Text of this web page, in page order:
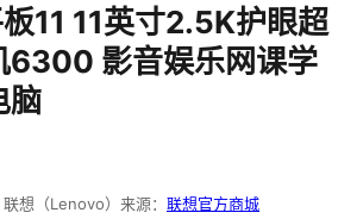
11 11英寸2.5K护眼超
6300 影音娱乐网课学
脑
想（Lenovo） 来源： 联想官方商城